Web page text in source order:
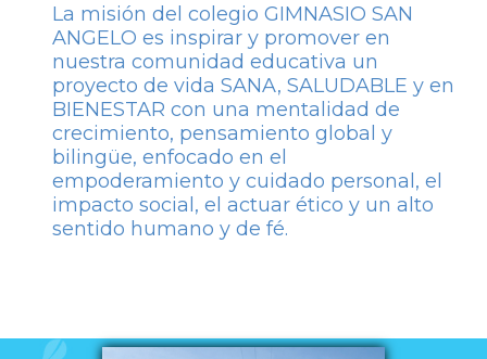
La misión del colegio GIMNASIO SAN
ANGELO es inspirar y promover en
nuestra comunidad educativa un
proyecto de vida SANA, SALUDABLE y en
BIENESTAR con una mentalidad de
crecimiento, pensamiento global y
bilingüe, enfocado en el
empoderamiento y cuidado personal, el
impacto social, el actuar ético y un alto
sentido humano y de fé.